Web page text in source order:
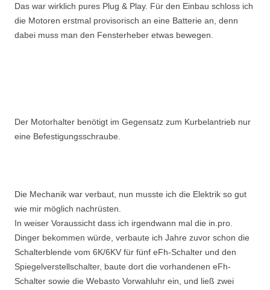
Das war wirklich pures Plug & Play. Für den Einbau schloss ich
die Motoren erstmal provisorisch an eine Batterie an, denn
dabei muss man den Fensterheber etwas bewegen.
Der Motorhalter benötigt im Gegensatz zum Kurbelantrieb nur
eine Befestigungsschraube.
Die Mechanik war verbaut, nun musste ich die Elektrik so gut
wie mir möglich nachrüsten.
In weiser Voraussicht dass ich irgendwann mal die in.pro.
Dinger bekommen würde, verbaute ich Jahre zuvor schon die
Schalterblende vom 6K/6KV für fünf eFh-Schalter und den
Spiegelverstellschalter, baute dort die vorhandenen eFh-
Schalter sowie die Webasto Vorwahluhr ein, und ließ zwei